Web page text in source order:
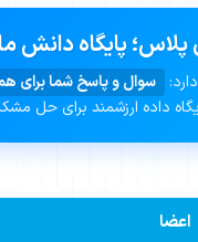
پایگاه دانش
سوال و پاسخ شما برای
داده ارزشمند برای حل
اعضا